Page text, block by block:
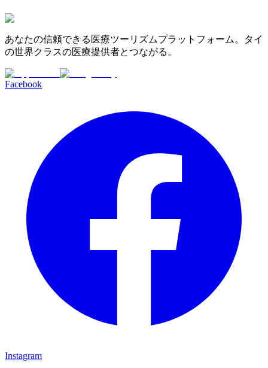
あなたの信頼できる医療ツーリズムプラットフォーム。タイ
の世界クラスの医療提供者とつながる。
Facebook
Instagram